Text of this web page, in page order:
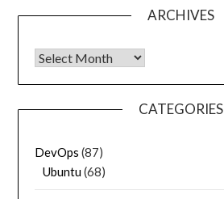
ARCHIVES
Archives
CATEGORIES
DevOps (87)
Ubuntu(68)